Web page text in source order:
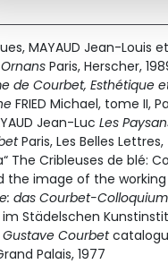
MAYAUD Jean-Louis et
Paris, Herscher,
de Courbet, Esthétique
FRIED Michael, tome II,
Jean-Luc Les
Paris, Les Belles Lettres,
The Cribleuses de blé:
the image of the working
das Courbet-Colloquium
Städelschen
Gustave Courbet
Palais, 1977